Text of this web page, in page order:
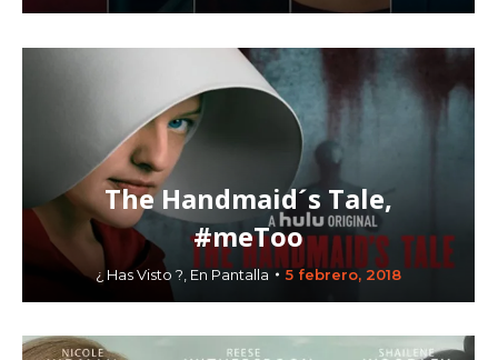
The Handmaid´s Tale,
#meToo
¿ Has Visto ? En Pantalla 5 febrero, 2018